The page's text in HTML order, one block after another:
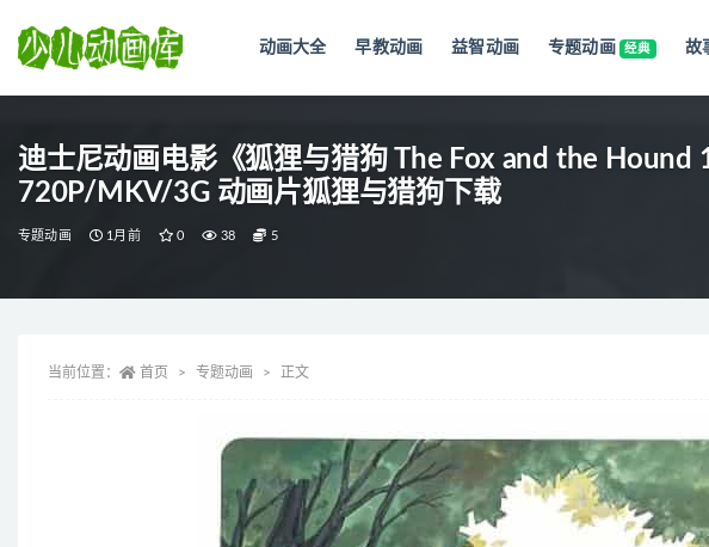
动画大全 早教动画 益智动画 专题动画 经典 故
迪士尼动画电影《狐狸与猎狗 The Fox and the
720P/MKV/3G 动画片狐狸与猎狗下载
专题动画 1月前 0 38 5
当前位置： 首页 专题动画 正文